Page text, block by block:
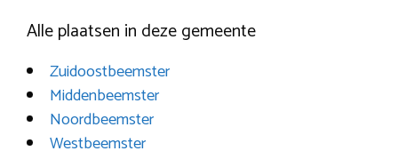
Alle plaatsen in deze gemeente
Zuidoostbeemster
Middenbeemster
Noordbeemster
Westbeemster